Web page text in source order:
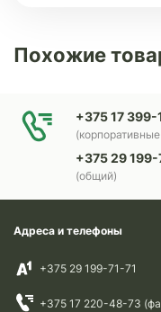
Похожие
+375 17
+375 29 199-
(общий)
Адреса и телефоны
+375 29 199-71-71
+375 17 220-48-73